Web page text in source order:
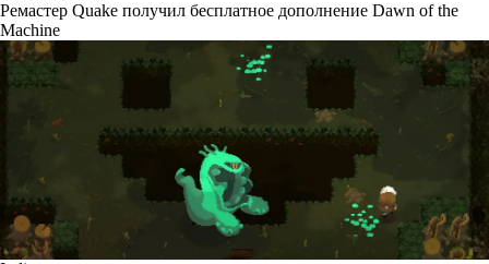
Ремастер Quake получил бесплатное дополнение Dawn of the
Machine